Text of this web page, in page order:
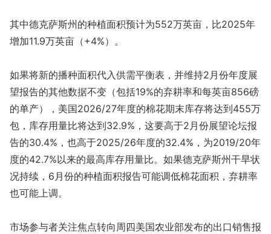
其中德克萨斯州的种植面积预计为552万英亩，比2025年
增加11.9万英亩（+4%）。
如果将新的播种面积代入供需平衡表，并维持2月份年度展
望报告的其他数据不变（包括19%的弃耕率和每英亩856磅
的单产），美国2026/27年度的棉花期末库存将达到455万
包，库存用量比将达到32.9%，这要高于2月份展望论坛报
告的30.4%，也高于2025/26年度的32.4%，为2019/20年
度的42.7%以来的最高库存用量比。如果德克萨斯州干旱状
况持续，6月份的种植面积报告可能调低棉花面积，弃耕率
也可能上调。
市场参与者关注焦点转向周四美国农业部发布的出口销售报